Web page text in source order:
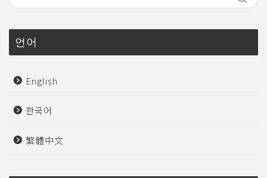
언어
English
한국어
繁體中文